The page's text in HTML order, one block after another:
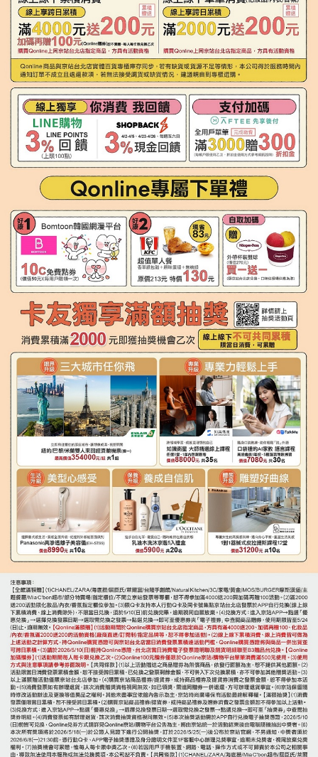
請求用戶進行身份認證。
５．嚴禁一人註冊多個帳號或使用他人資訊註冊。若發現惡意使用之情形，
恩沛科技股份有限公司將有權停止該用戶之使用額度並採取法律行動。